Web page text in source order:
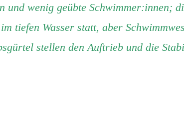
und wenig geübte Schwimmer:innen;
tiefen Wasser statt, aber
stellen den Auftrieb und die